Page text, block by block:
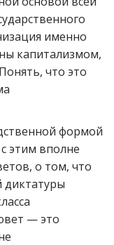
именно
капитализмом,
что это
формой
этим вполне
о том, что
диктатуры
— это